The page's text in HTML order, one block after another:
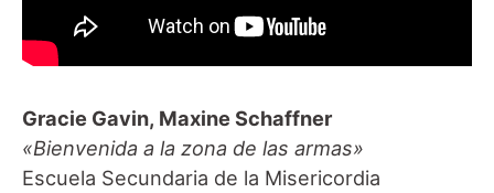
Gracie Gavin, Maxine Schaffner
«Bienvenida a la zona de las armas»
Escuela Secundaria de la Misericordia